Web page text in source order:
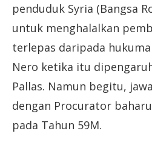
penduduk Syria (Bangsa
untuk menghalalkan
terlepas daripada
Nero ketika itu
Pallas. Namun begitu,
dengan Procurator
pada Tahun 59M.